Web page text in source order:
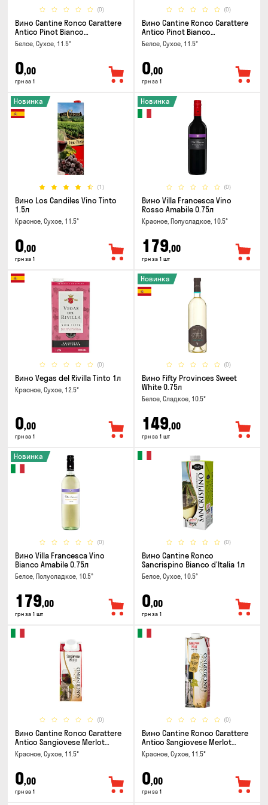
(0)
Вино Cantine Ronco Carattere
Antico Pinot Bianco
Chardonnay Rubicone IGT 0.25л
Белое, Сухое, 11.5°
0,00
грн за 1
(0)
Вино Cantine Ronco Carattere
Antico Pinot Bianco
Chardonnay Rubicone IGT 1л
Белое, Сухое, 11.5°
0,00
грн за 1
(1)
Новинка
Вино Los Candiles Vino Tinto
1.5л
Красное, Сухое, 11.5°
0,00
грн за 1
(0)
Новинка
Вино Villa Francesca Vino
Rosso Amabile 0.75л
Красное, Полусладкое, 10.5°
179,00
грн за 1 шт
(0)
Вино Vegas del Rivilla Tinto 1л
Красное, Сухое, 12.5°
0,00
грн за 1
(0)
Новинка
Вино Fifty Provinces Sweet
White 0.75л
Белое, Сладкое, 10.5°
149,00
грн за 1 шт
(0)
Новинка
Вино Villa Francesca Vino
Bianco Amabile 0.75л
Белое, Полусладкое, 10.5°
179,00
грн за 1 шт
(0)
Вино Cantine Ronco
Sancrispino Bianco d'Italia 1л
Белое, Сухое, 10.5°
0,00
грн за 1
(0)
Вино Cantine Ronco Carattere
Antico Sangiovese Merlot
Rubicone IGT 0.25л
Красное, Сухое, 11.5°
0,00
грн за 1
(0)
Вино Cantine Ronco Carattere
Antico Sangiovese Merlot
Rubicone IGT 1л
Красное, Сухое, 11.5°
0,00
грн за 1